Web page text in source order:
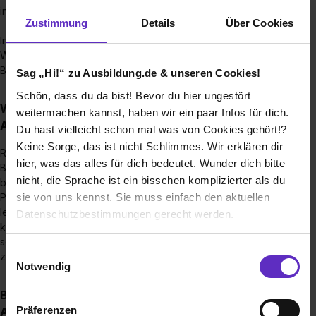
Zustimmung Details Über Cookies
Sag „Hi!“ zu Ausbildung.de & unseren Cookies!
Schön, dass du da bist! Bevor du hier ungestört
weitermachen kannst, haben wir ein paar Infos für dich.
Du hast vielleicht schon mal was von Cookies gehört!?
Keine Sorge, das ist nicht Schlimmes. Wir erklären dir
hier, was das alles für dich bedeutet. Wunder dich bitte
nicht, die Sprache ist ein bisschen komplizierter als du
sie von uns kennst. Sie muss einfach den aktuellen
Datenschutzbestimmungen gerecht werden.
Notwendig
Präferenzen
in Georgsmarienhütte- Kaufleute für E-Commerce
In Wallenhorst, Georgsmarienhütte, Melle, Emsdetten,
Werther, Lohne, Münster, Kärchercenter Münster, Bremen,
Bad Zwischenahn und Hollenstedt
Wie sieht der Bewerbungsprozess für eine
Ausbildungsstelle bei Ihnen aus?
Ruf uns an oder schreib uns eine Mail. Eine ausführliche
Bewerbung wäre gut, ist aber kein muss.Sag uns warum du
bei uns arbeiten willst!Wir laden dich dann gerne zum
Probearbeiten ein, sodass wir uns kennenlernen können.Du
lernst die Aufgaben und Kollegen schon einmal kennen.Wir
können sehen, wie du dich im Berufsalltag
schlägst.Anschließend kommen wir noch einmal im Gespräch
zusammen und besprechen alles weitere.
Bis wann muss man sich für einen
Ausbildungsplatz bewerben?